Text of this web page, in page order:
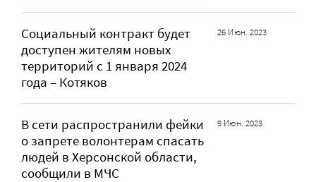
Социальный контракт будет
доступен жителям новых
территорий с 1 января 2024
года – Котяков
26 Июн. 2023
В сети распространили фейки
о запрете волонтерам спасать
людей в Херсонской области,
сообщили в МЧС
9 Июн. 2023